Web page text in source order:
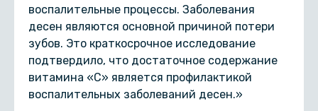
воспалительные процессы. Заболевания
десен являются основной причиной потери
зубов. Это краткосрочное исследование
подтвердило, что достаточное содержание
витамина «С» является профилактикой
воспалительных заболеваний десен.»